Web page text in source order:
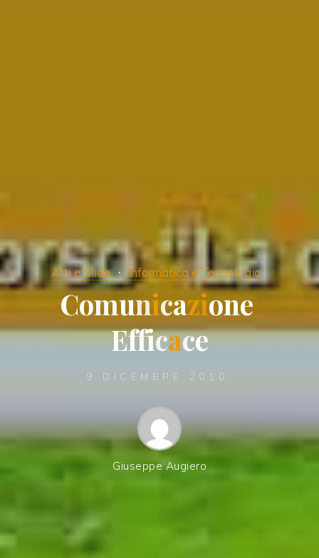
Atti e Slide Informatica e Tecnologia
Comunicazione
Efficace
9 DICEMBRE 2010
Giuseppe Augiero